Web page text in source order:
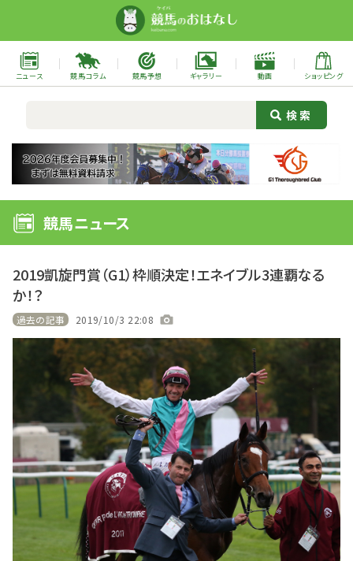
ニュース 競馬コラム 競馬予想 ギャラリー 動画 ショッピング
競馬ニュース
2019凱旋門賞（G1）枠順決定！エネイブル3連覇なる
か！？
過去の記事 2019/10/3 22:08